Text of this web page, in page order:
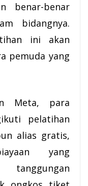
benar-benar
bidangnya.
ini akan
pemuda yang
Meta, para
pelatihan
alias gratis,
yang